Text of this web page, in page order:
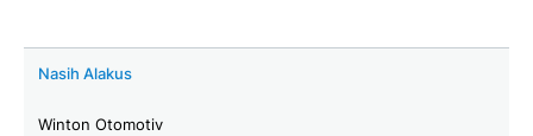
Nasih Alakus
Winton Otomotiv